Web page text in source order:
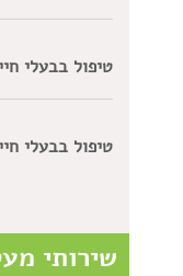
טיפול בבעלי
טיפול בבעלי
שירותי